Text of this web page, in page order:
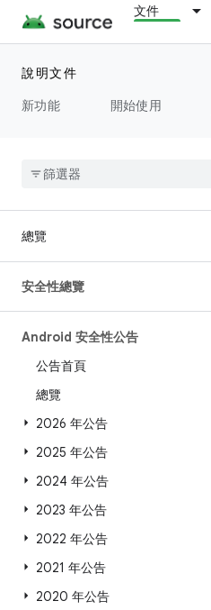
文件
說明文件
新功能
開始使用
總覽
安全性總覽
Android 安全性公告
公告首頁
總覽
2026 年公告
2025 年公告
2024 年公告
2023 年公告
2022 年公告
2021 年公告
2020 年公告